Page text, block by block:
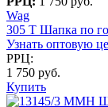
Wag
305 T Шапка по
Узнать оптовую
РРЦ:
1 750 руб.
Купить